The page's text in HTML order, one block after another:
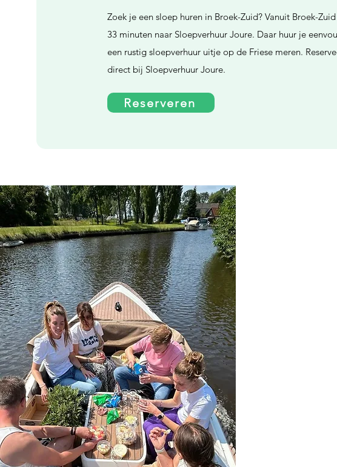
Zoek je een sloep huren in Broek-Zuid? Vanuit Broek-
33 minuten naar Sloepverhuur Joure. Daar huur je
een rustig sloepverhuur uitje op de Friese meren.
direct bij Sloepverhuur Joure.
Reserveren